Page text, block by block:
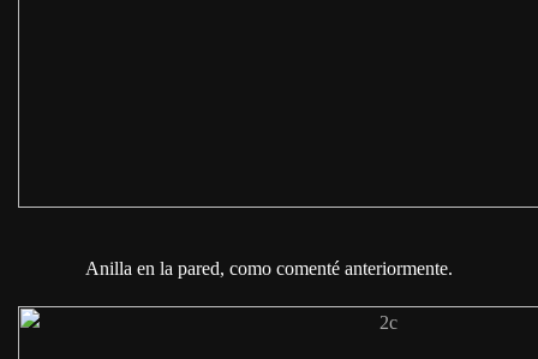
Anilla en la pared, como comenté anteriormente.